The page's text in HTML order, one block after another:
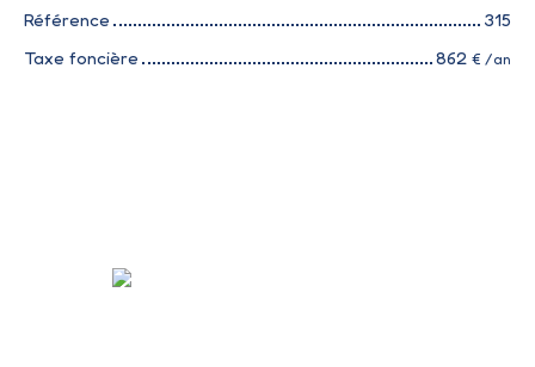
Référence
315
Taxe foncière
862 € /an